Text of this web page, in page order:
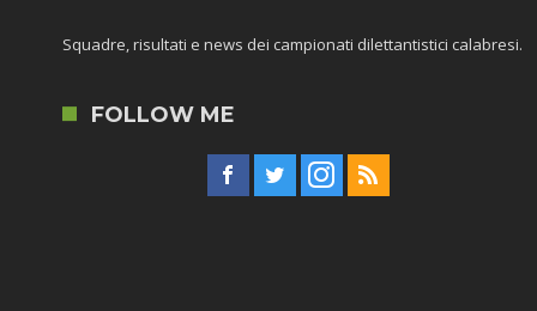
Squadre, risultati e news dei campionati dilettantistici calabresi.
FOLLOW ME